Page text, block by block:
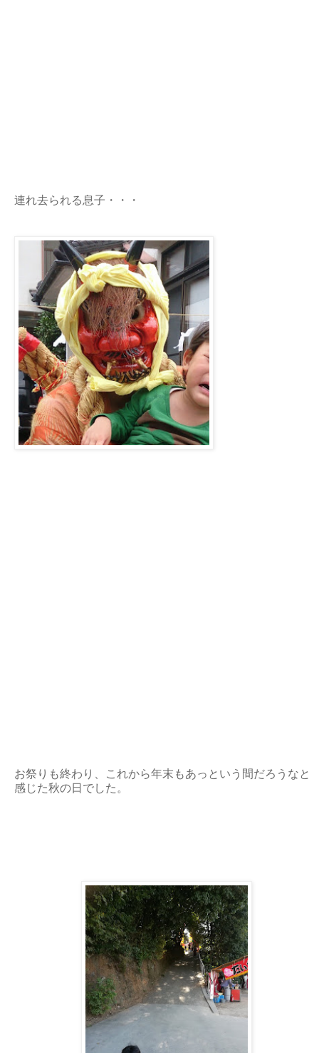
連れ去られる息子・・・
お祭りも終わり、これから年末もあっという間だろうなと
感じた秋の日でした。